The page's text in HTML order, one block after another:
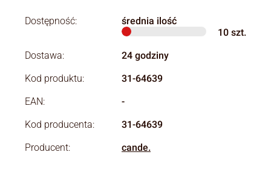
Dostępność:
średnia ilość
10 szt.
Dostawa:
24 godziny
Kod produktu:
31-64639
EAN:
-
Kod producenta:
31-64639
Producent:
cande.